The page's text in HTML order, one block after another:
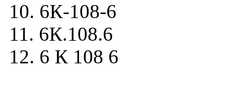
10. 6К-108-6
11. 6К.108.6
12. 6 К 108 6